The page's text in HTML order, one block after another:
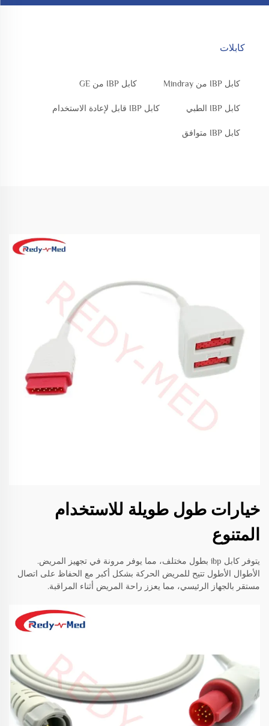
كابلات
كابل IBP من Mindray كابل IBP من GE
كابل IBP الطبي كابل IBP قابل لإعادة الاستخدام
كابل IBP متوافق
خيارات طول طويلة للاستخدام
المتنوع
يتوفر كابل ibp بطول مختلف، مما يوفر مرونة في تجهيز المريض.
الأطوال الأطول تتيح للمريض الحركة بشكل أكبر مع الحفاظ على اتصال
مستقر بالجهاز الرئيسي، مما يعزز راحة المريض أثناء المراقبة.